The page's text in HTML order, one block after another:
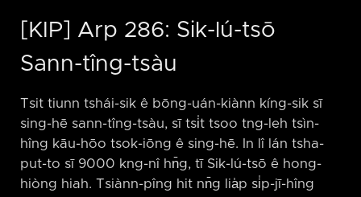
[KIP] Arp 286: Sik-lú-tsō
Sann-tîng-tsàu
Tsit tiunn tshái-sik ê bōng-uán-kiànn kíng-sik sī
sing-hē sann-tîng-tsàu, sī tsi̍t tsoo tng-leh tsìn-
hîng kāu-hōo tsok-iōng ê sing-hē. In lî lán tsha-
put-to sī 9000 kng-nî hn̄g, tī Sik-lú-tsō ê hong-
hiòng hiah. Tsiànn-pîng hit nn̄g lia̍p si̍p-jī-hîng